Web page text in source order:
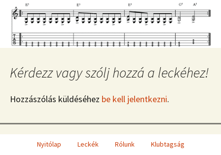
Kérdezz vagy szólj hozzá a leckéhez!
Hozzászólás küldéséhez be kell jelentkezni.
Nyitólap Leckék Rólunk Klubtagság